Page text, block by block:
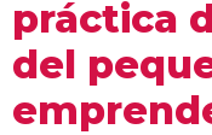
práctica
del